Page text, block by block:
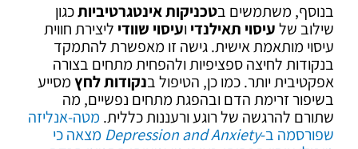
בנוסף, משתמשים בטכניקות אינטגרטיביותכגון
שילוב שלעיסוי תאילנדיועיסוי שוודי ליצירת חווית
עיסוי מותאמת אישית. גישה זו מאפשרת להתמקד
בנקודות לחיצה ספציפיות ולהפחית מתחים בצורה
אפקטיבית יותר. כמו כן, הטיפול בנקודות לחץמסייע
בשיפור זרימת הדם ובהפגת מתחים נפשיים, מה
שתורם להרגשה של רוגע ורעננות כללית. מטה-אנליזה
שפורסמה ב-Depression and Anxiety מצאה כי